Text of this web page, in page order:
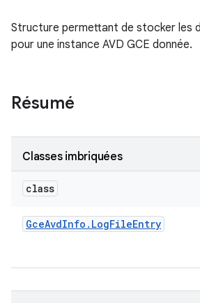
Structure permettant de stocker les
pour une instance AVD GCE donnée.
Résumé
Classes imbriquées
class
GceAvdInfo . LogFileEntry